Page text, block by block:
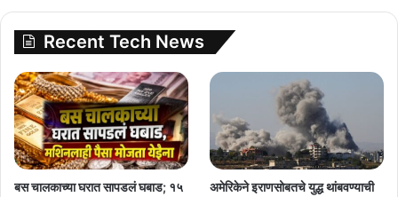
Recent Tech News
बस चालकाच्या घरात सापडलं घबाड; १५
अमेरिकेने इराणसोबतचे युद्ध थांबवण्याची